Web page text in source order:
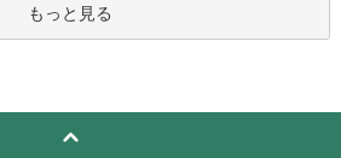
もっと見る